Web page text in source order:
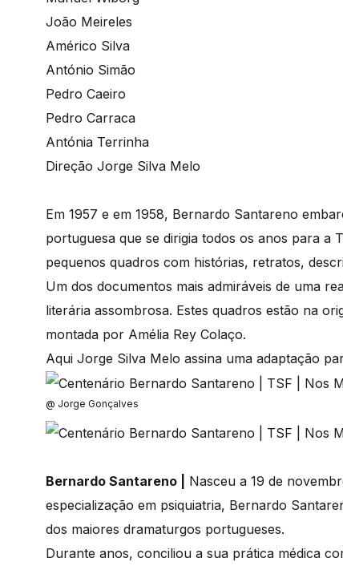
João Meireles
Américo Silva
António Simão
Pedro Caeiro
Pedro Carraca
Antónia Terrinha
Direção Jorge Silva Melo
Em 1957 e em 1958, Bernardo Santareno
portuguesa que se dirigia todos os anos para a
pequenos quadros com histórias, retratos,
Um dos documentos mais admiráveis de uma
literária assombrosa. Estes quadros estão na
montada por Amélia Rey Colaço.
Aqui Jorge Silva Melo assina uma adaptação
@ Jorge Gonçalves
Bernardo Santareno |
Nasceu a 19 de
especialização em psiquiatria, Bernardo
dos maiores dramaturgos portugueses.
Durante anos, conciliou a sua prática médica